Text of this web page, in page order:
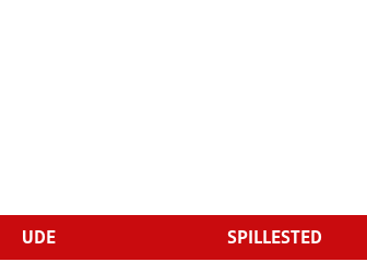
UDE SPILLESTED